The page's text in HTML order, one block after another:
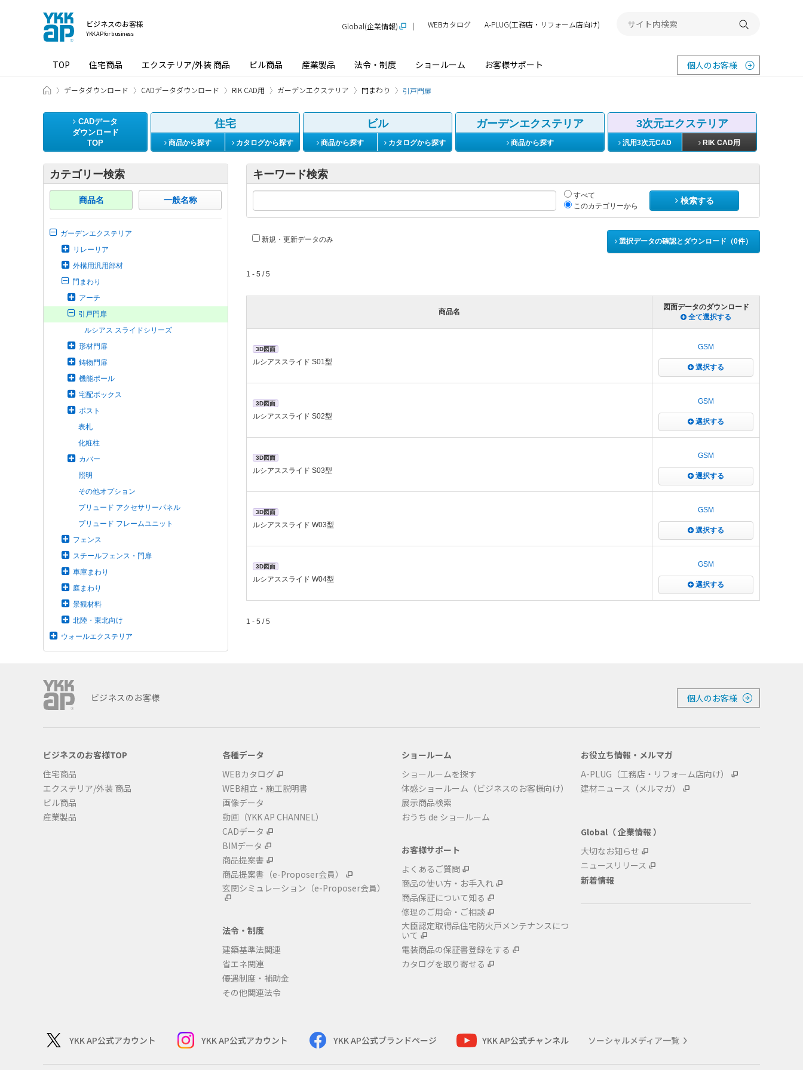
ビジネスのお客様
YKK AP for business
TOP 住宅商品 エクステリア/外装 商品 ビル商品 産業製品 法令・制度 ショールーム お客様サポート 個人のお客様
Global(企業情報) WEBカタログ A-PLUG(工務店・リフォーム店向け) 検索する
ビジネスのお客様 HOME
データダウンロード CADデータダウンロード RIK CAD用 ガーデンエクステリア 門まわり 引戸門扉
CADデータ
ダウンロード
TOP
住宅
商品から探す カタログから探す
ビル
商品から探す カタログから探す
ガーデンエクステリア
商品から探す
3次元エクステリア
汎用3次元CAD RIK CAD用
カテゴリー検索
商品名 一般名称
ガーデンエクステリア
リレーリア
外構用汎用部材
門まわり
アーチ
引戸門扉
ルシアス スライドシリーズ
形材門扉
鋳物門扉
機能ポール
宅配ボックス
ポスト
表札
化粧柱
カバー
照明
その他オプション
プリュード アクセサリーパネル
プリュード フレームユニット
フェンス
スチールフェンス・門扉
車庫まわり
庭まわり
景観材料
北陸・東北向け
ウォールエクステリア
キーワード検索
すべて
このカテゴリーから
検索する
新規・更新データのみ 選択データの確認とダウンロード（0件）
1 - 5 / 5
商品名
図面データのダウンロード
全て選択する
3D図面
ルシアススライド S01型
GSM
選択する
3D図面
ルシアススライド S02型
GSM
選択する
3D図面
ルシアススライド S03型
GSM
選択する
3D図面
ルシアススライド W03型
GSM
選択する
3D図面
ルシアススライド W04型
GSM
選択する
1 - 5 / 5
ビジネスのお客様 個人のお客様
ビジネスのお客様TOP
住宅商品
エクステリア/外装 商品
ビル商品
産業製品
各種データ
WEBカタログ
WEB組立・施工説明書
画像データ
動画（YKK AP CHANNEL）
CADデータ
BIMデータ
商品提案書
商品提案書 （e-Proposer会員）
玄関シミュレーション （e-Proposer会員）
法令・制度
建築基準法関連
省エネ関連
優遇制度・補助金
その他関連法令
ショールーム
ショールームを探す
体感ショールーム（ビジネスのお客様向け）
展示商品検索
おうち de ショールーム
お客様サポート
よくあるご質問
商品の使い方・お手入れ
商品保証について知る
修理のご用命・ご相談
大臣認定取得品住宅防火戸メンテナンスにつ
いて
電装商品の保証書登録をする
カタログを取り寄せる
お役立ち情報・メルマガ
A-PLUG（工務店・リフォーム店向け）
建材ニュース（メルマガ）
Global（ 企業情報 ）
大切なお知らせ
ニュースリリース
新着情報
YKK AP公式アカウント YKK AP公式アカウント YKK AP公式ブランドページ YKK AP公式チャンネル ソーシャルメディア一覧